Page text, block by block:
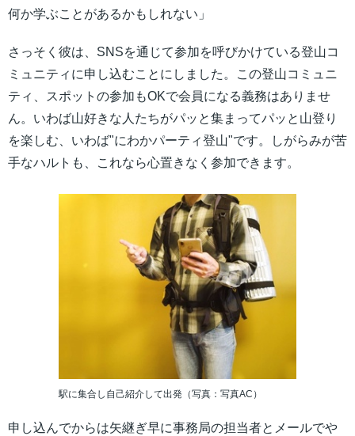
何か学ぶことがあるかもしれない」
さっそく彼は、SNSを通じて参加を呼びかけている登山コ
ミュニティに申し込むことにしました。この登山コミュニ
ティ、スポットの参加もOKで会員になる義務はありませ
ん。いわば山好きな人たちがパッと集まってパッと山登り
を楽しむ、いわば"にわかパーティ登山"です。しがらみが苦
手なハルトも、これなら心置きなく参加できます。
駅に集合し自己紹介して出発（写真：写真AC）
申し込んでからは矢継ぎ早に事務局の担当者とメールでや